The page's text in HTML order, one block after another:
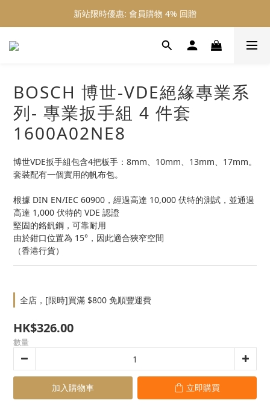
新站限時優惠: 會員購物 4% 回贈
新站限時優惠: 會員購物 4% 回贈
新站限時優惠: 滿 $800 順豐免運費
BOSCH 博世-VDE絕緣專業系
列- 專業扳手組 4 件套
1600A02NE8
博世VDE扳手組包含4把板手：8mm、10mm、13mm、17mm。
套裝配有一個實用的帆布包。
根據 DIN EN/IEC 60900，經過高達 10,000 伏特的測試，並通過
高達 1,000 伏特的 VDE 認證
堅固的鉻釩鋼，可靠耐用
由於鉗口位置為 15°，因此適合狹窄空間
（香港行貨）
全店，[限時]買滿 $800 免順豐運費
HK$326.00
數量
加入購物車 立即購買